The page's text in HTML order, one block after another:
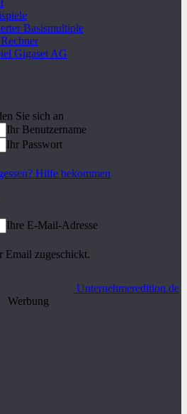
Basismultiple
Gigaset AG
Sie sich an
Ihr Benutzername
Ihr Passwort
Hilfe bekommen
Ihre E-Mail-Adresse
Email zugeschickt.
Unternehmeredition.de
Werbung